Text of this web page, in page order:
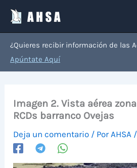
contenido
¿Quieres recibir información de las
Apúntate Aquí
Imagen 2. Vista aérea
RCDs barranco Ovejas
Deja un comentario / Por AHSA /